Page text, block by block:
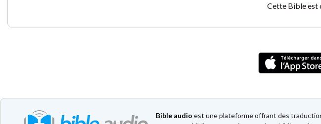
Cette Bible est
Bible audio est une plateforme offrant des